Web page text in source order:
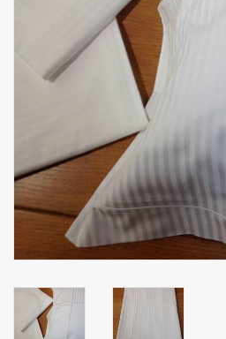
Huis en nacht kledij ( HEREN
Bag - tas
GESCHENK ARTIKELEN